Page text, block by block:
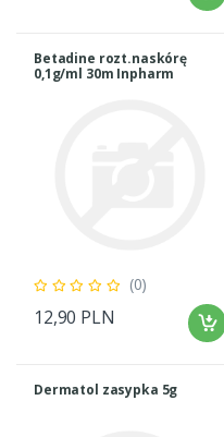
Betadine rozt.naskórę
0,1g/ml 30m Inpharm
(0)
12,90 PLN
Dermatol zasypka 5g